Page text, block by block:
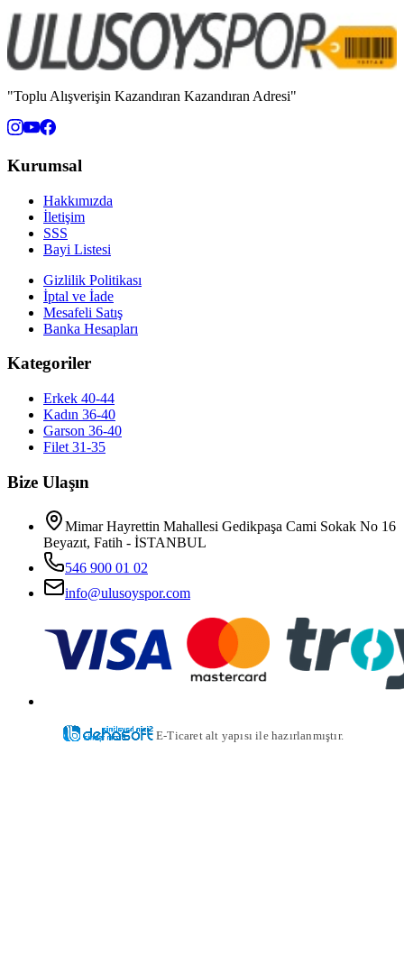
"Toplu Alışverişin Kazandıran Kazandıran Adresi"
Kurumsal
Hakkımızda
İletişim
SSS
Bayi Listesi
Gizlilik Politikası
İptal ve İade
Mesafeli Satış
Banka Hesapları
Kategoriler
Erkek 40-44
Kadın 36-40
Garson 36-40
Filet 31-35
Bize Ulaşın
Mimar Hayrettin Mahallesi Gedikpaşa Cami Sokak No 16
Beyazıt, Fatih - İSTANBUL
546 900 01 02
info@ulusoyspor.com
E-Ticaret alt yapısı ile hazırlanmıştır.